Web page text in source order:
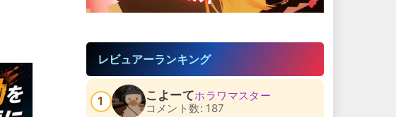
レビュアーランキング
1 こよーてホラワマスター
コメント数: 187